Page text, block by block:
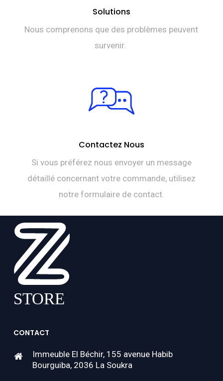
Solutions
Nous comprenons que des problèmes peuvent
survenir.
Contactez Nous
Si vous préférez nous envoyer un message
détaillé concernant votre commande, utilisez
notre formulaire de contact.
CONTACT
Immeuble El Béchir, 155 avenue Habib
Bourguiba, 2036 La Soukra